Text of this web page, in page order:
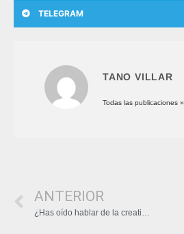
TELEGRAM
TANO VILLAR
Todas las publicaciones »
ANTERIOR
¿Has oído hablar de la creatina monohidrato?